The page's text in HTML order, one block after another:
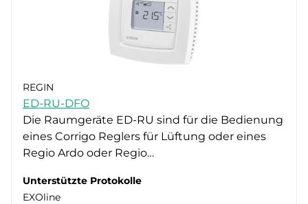
REGIN
ED-RU-DFO
Die Raumgeräte ED-RU sind für die Bedienung
eines Corrigo Reglers für Lüftung oder eines
Regio Ardo oder Regio…
Unterstützte Protokolle
EXOline